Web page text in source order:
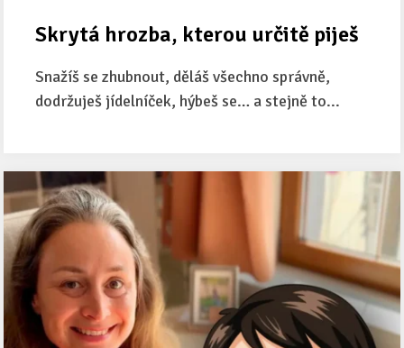
Skrytá hrozba, kterou určitě piješ
Snažíš se zhubnout, děláš všechno správně,
dodržuješ jídelníček, hýbeš se… a stejně to...